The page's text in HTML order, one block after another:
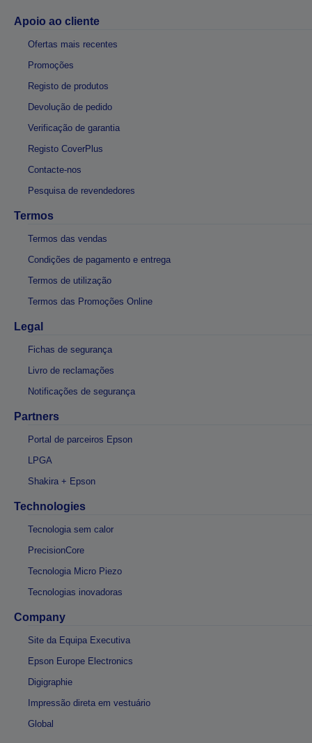
Apoio ao cliente
Ofertas mais recentes
Promoções
Registo de produtos
Devolução de pedido
Verificação de garantia
Registo CoverPlus
Contacte-nos
Pesquisa de revendedores
Termos
Termos das vendas
Condições de pagamento e entrega
Termos de utilização
Termos das Promoções Online
Legal
Fichas de segurança
Livro de reclamações
Notificações de segurança
Partners
Portal de parceiros Epson
LPGA
Shakira + Epson
Technologies
Tecnologia sem calor
PrecisionCore
Tecnologia Micro Piezo
Tecnologias inovadoras
Company
Site da Equipa Executiva
Epson Europe Electronics
Digigraphie
Impressão direta em vestuário
Global